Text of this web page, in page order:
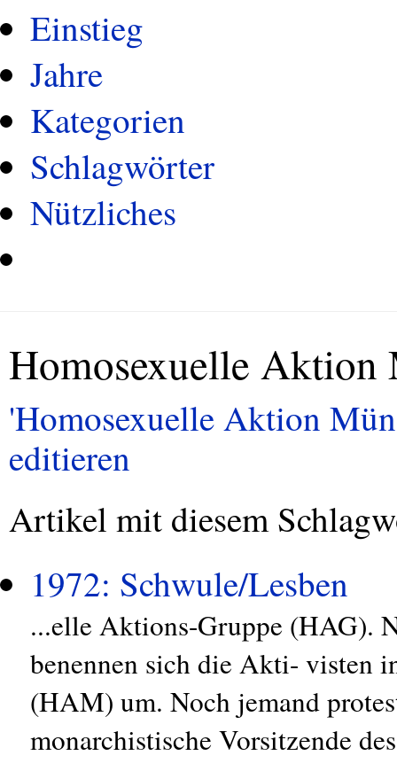
Einstieg
Jahre
Kategorien
Schlagwörter
Nützliches
Homosexuelle Aktion
'Homosexuelle Aktion
editieren
Artikel mit diesem
1972: Schwule/Lesben
...elle Aktions-Gruppe (HAG).
benennen sich die Akti- visten
(HAM) um. Noch jemand
monarchistische Vorsitzende